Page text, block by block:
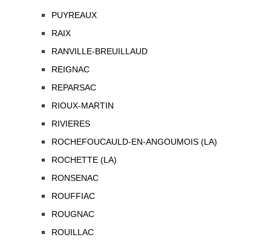
PUYREAUX
RAIX
RANVILLE-BREUILLAUD
REIGNAC
REPARSAC
RIOUX-MARTIN
RIVIERES
ROCHEFOUCAULD-EN-ANGOUMOIS (LA)
ROCHETTE (LA)
RONSENAC
ROUFFIAC
ROUGNAC
ROUILLAC